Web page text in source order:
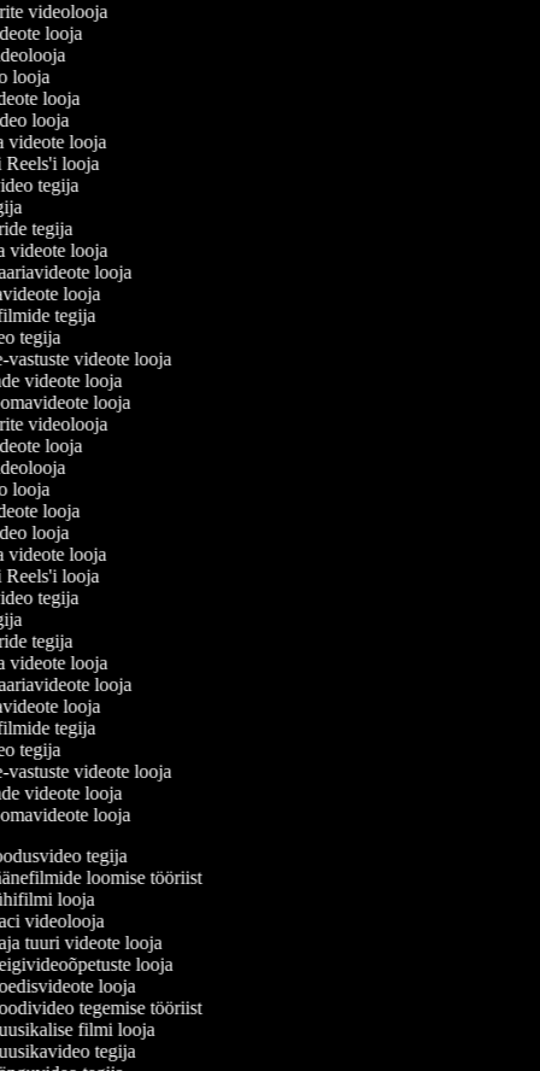
videolooja
looja
looja
looja
looja
videote looja
Reels'i looja
tegija
tegija
videote looja
looja
looja
tegija
tegija
vastuste videote looja
videote looja
looja
videolooja
looja
looja
looja
looja
videote looja
Reels'i looja
tegija
tegija
videote looja
looja
looja
tegija
tegija
vastuste videote looja
videote looja
looja
tegija
loomise tööriist
looja
videolooja
tuuri videote looja
looja
looja
tegemise tööriist
filmi looja
tegija